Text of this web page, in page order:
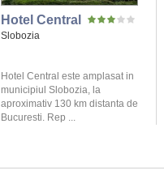
Hotel Central
Slobozia
Hotel Central este amplasat in
municipiul Slobozia, la
aproximativ 130 km distanta de
Bucuresti. Rep ...